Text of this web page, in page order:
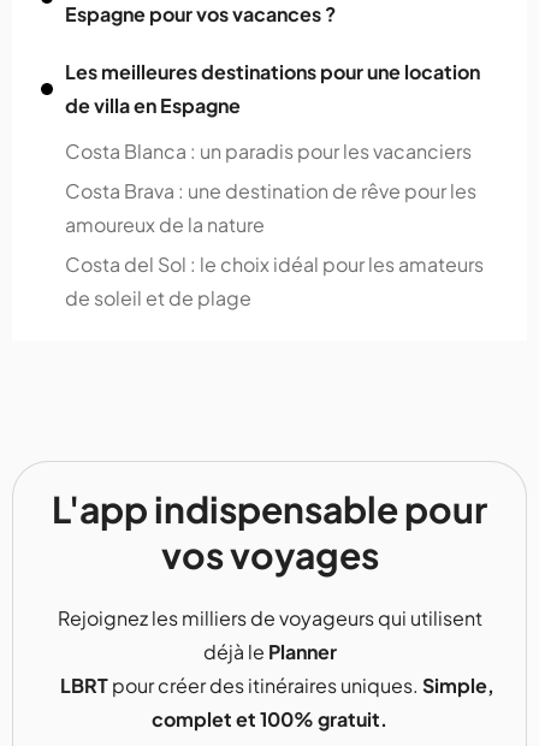
Espagne pour vos vacances ?
Les meilleures destinations pour une location
de villa en Espagne
Costa Blanca : un paradis pour les vacanciers
Costa Brava : une destination de rêve pour les
amoureux de la nature
Costa del Sol : le choix idéal pour les amateurs
de soleil et de plage
L'app indispensable pour
vos voyages
Rejoignez les milliers de voyageurs qui utilisent
déjà le Planner
LBRTpour créer des itinéraires uniques. Simple,
complet et 100% gratuit.